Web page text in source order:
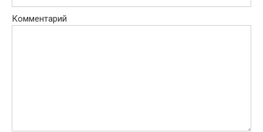
Комментарий